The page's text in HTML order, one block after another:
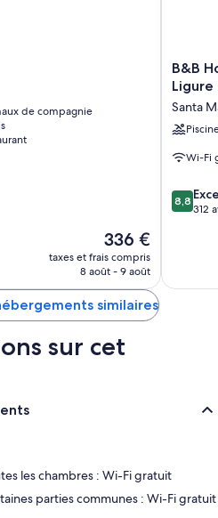
de la climatisation, en plus de
l'accès Wi-Fi à Internet gratuit et une
les chambres :
par satellite
de ménage quotidien et bureau
de compagnie
Le
nouveau
prix
de
336 €
taxes et frais compris
8 août - 9 août
B&B
Hotels
Park
Hotel
Suisse
Santa
B&B
Ligure
Santa
Wi-Fi
8.8
sur
8,8
312
similaires
sur cet
les chambres : Wi-Fi gratuit
parties communes : Wi-Fi gratuit